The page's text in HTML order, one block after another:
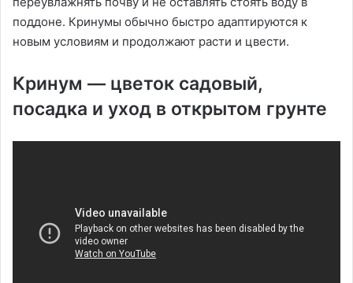
поддоне. Кринумы обычно быстро адаптируются к
новым условиям и продолжают расти и цвести.
Кринум — цветок садовый,
посадка и уход в открытом грунте